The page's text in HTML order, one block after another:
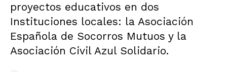
proyectos educativos en dos
Instituciones locales: la Asociación
Española de Socorros Mutuos y la
Asociación Civil Azul Solidario.